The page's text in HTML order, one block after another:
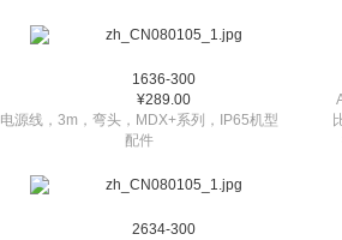
1636-300
¥289.00
电源线，3m，弯头，MDX+系列，IP65机型
配件
2634-300